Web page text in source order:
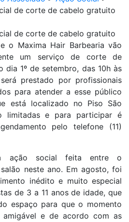
de corte de cabelo gratuito
de corte de cabelo gratuito
o Maxima Hair Barbearia vão
um serviço de corte de
dia 1º de setembro, das 10h às
prestado por profissionais
para atender a esse público
está localizado no Piso São
limitadas e para participar é
pelo telefone (11)
ação social feita entre o
neste ano. Em agosto, foi
inédito e muito especial
de 3 a 11 anos de idade, que
espaço para que o momento
amigável e de acordo com as